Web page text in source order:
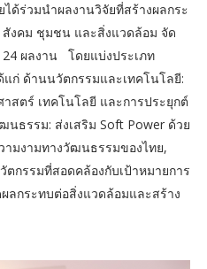
ด้ร่วมนำผลงานวิจัยที่สร้างผลกระ
สังคม ชุมชน และสิ่งแวดล้อม จัด
ผลงาน โดยแบ่งประเภท
แก่ ด้านนวัตกรรมและเทคโนโลยี:
สตร์ เทคโนโลยี และการประยุกต์
ธรรม: ส่งเสริม Soft Power ด้วย
มงามทางวัฒนธรรมของไทย,
กรรมที่สอดคล้องกับเป้าหมายการ
ลกระทบต่อสิ่งแวดล้อมและสร้าง